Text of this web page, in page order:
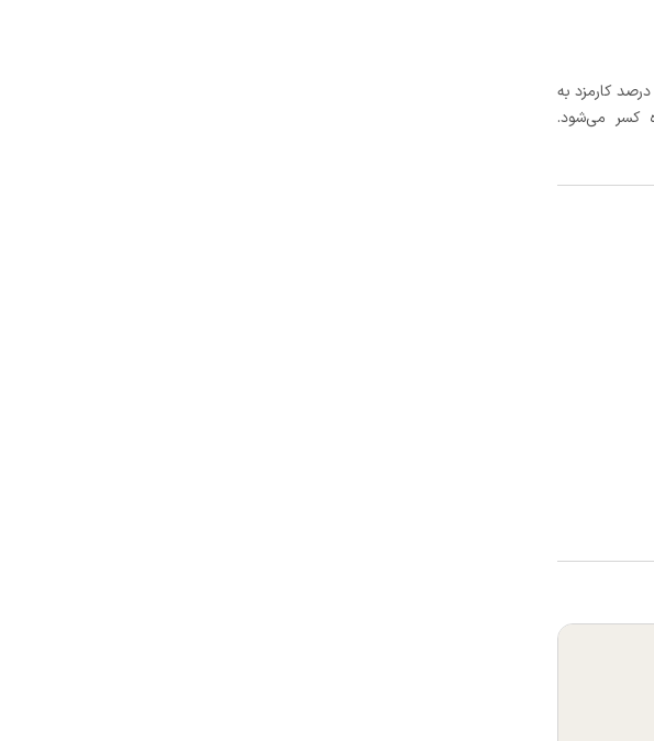
در صورتی که رزرو، حداقل 3 روز کامل قبل از تاریخ ورود لغو گردد؛ مبلغ صورتحساب پس از کسر حداکثر 15 درصد کارمزد به